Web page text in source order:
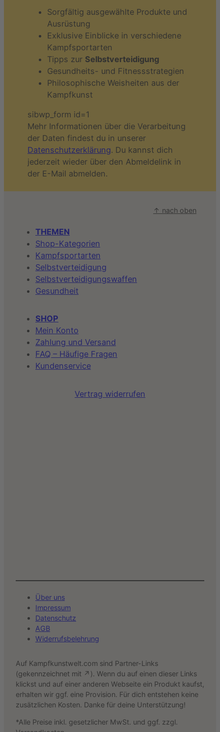
Sorgfältig ausgewählte Produkte und
Ausrüstung
Exklusive Einblicke in verschiedene
Kampfsportarten
Tipps zur Selbstverteidigung
Gesundheits- und Fitnessstrategien
Philosophische Weisheiten aus der
Kampfkunst
sibwp_form id=1
Mehr Informationen über die Verarbeitung
der Daten findest du in unserer
Datenschutzerklärung. Du kannst dich
jederzeit wieder über den Abmeldelink in
der E-Mail abmelden.
↑ nach oben
THEMEN
Shop-Kategorien
Kampfsportarten
Selbstverteidigung
Selbstverteidigungswaffen
Gesundheit
SHOP
Mein Konto
Zahlung und Versand
FAQ – Häufige Fragen
Kundenservice
Vertrag widerrufen
Über uns
Impressum
Datenschutz
AGB
Widerrufsbelehrung
Auf Kampfkunstwelt.com sind Partner-Links
(gekennzeichnet mit ↗). Wenn du auf einen dieser Links
klickst und auf einer anderen Webseite ein Produkt kaufst,
erhalten wir ggf. eine Provision. Für dich entstehen keine
zusätzlichen Kosten. Danke für deine Unterstützung!
*Alle Preise inkl. gesetzlicher MwSt. und ggf. zzgl.